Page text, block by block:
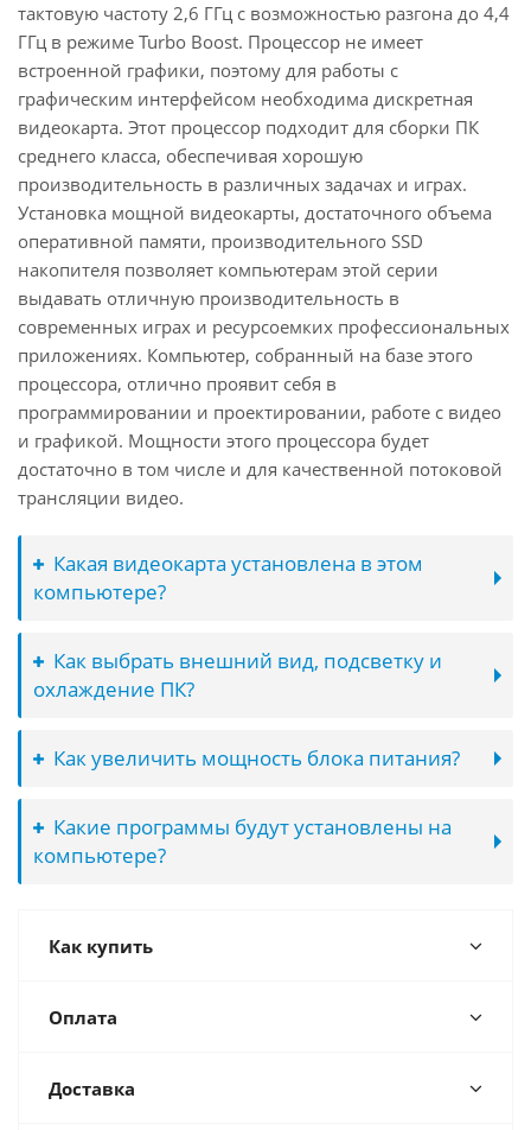
тактовую частоту 2,6 ГГц с возможностью разгона до 4,4
ГГц в режиме Turbo Boost. Процессор не имеет
встроенной графики, поэтому для работы с
графическим интерфейсом необходима дискретная
видеокарта. Этот процессор подходит для сборки ПК
среднего класса, обеспечивая хорошую
производительность в различных задачах и играх.
Установка мощной видеокарты, достаточного объема
оперативной памяти, производительного SSD
накопителя позволяет компьютерам этой серии
выдавать отличную производительность в
современных играх и ресурсоемких профессиональных
приложениях. Компьютер, собранный на базе этого
процессора, отлично проявит себя в
программировании и проектировании, работе с видео
и графикой. Мощности этого процессора будет
достаточно в том числе и для качественной потоковой
трансляции видео.
Какая видеокарта установлена в этом
компьютере?
Как выбрать внешний вид, подсветку и
охлаждение ПК?
Как увеличить мощность блока питания?
Какие программы будут установлены на
компьютере?
Как купить
Оплата
Доставка